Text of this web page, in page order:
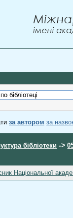
за автором за
бібліотеки ->
Національної